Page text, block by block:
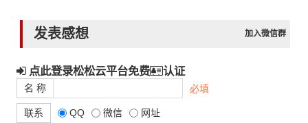
发表感想 加入微信群
点此登录松松云平台免费 认证
名 称 必填
联系 QQ 微信 网址